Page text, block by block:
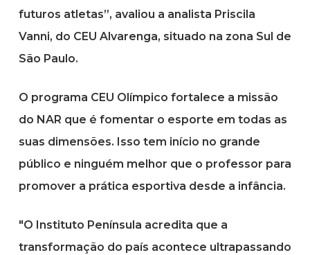
futuros atletas”, avaliou a analista Priscila
Vanni, do CEU Alvarenga, situado na zona Sul de
São Paulo.
O programa CEU Olímpico fortalece a missão
do NAR que é fomentar o esporte em todas as
suas dimensões. Isso tem início no grande
público e ninguém melhor que o professor para
promover a prática esportiva desde a infância.
"O Instituto Península acredita que a
transformação do país acontece ultrapassando